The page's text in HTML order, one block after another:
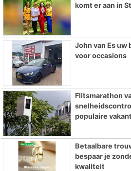
komt er aan in
John van Es
voor occasions
Flitsmarathon
populaire
Betaalbare
bespaar je
kwaliteit